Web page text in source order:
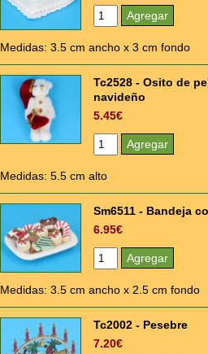
Medidas: 3.5 cm ancho x 3 cm fondo
Tc2528 - Osito de
navideño
5.45€
Medidas: 5.5 cm alto
Sm6511 - Bandeja
6.95€
Medidas: 3.5 cm ancho x 2.5 cm fondo
Tc2002 - Pesebre
7.20€